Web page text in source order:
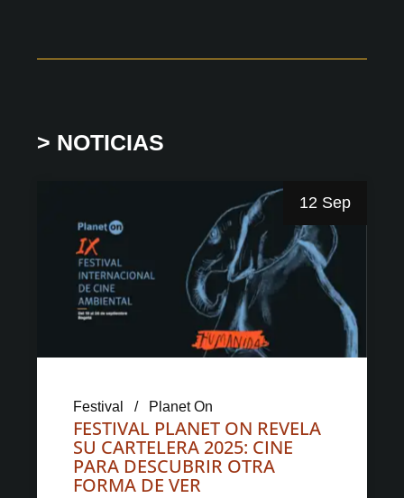
> NOTICIAS
12 Sep
Festival Planet On
FESTIVAL PLANET ON REVELA
SU CARTELERA 2025: CINE
PARA DESCUBRIR OTRA
FORMA DE VER